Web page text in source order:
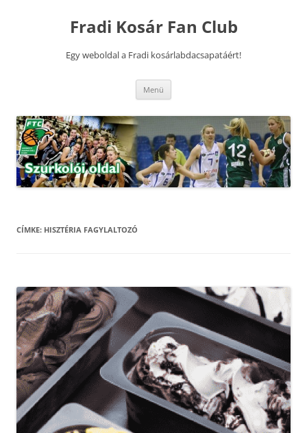
Fradi Kosár Fan Club
Egy weboldal a Fradi kosárlabdacsapatáért!
Menü
CÍMKE: HISZTÉRIA FAGYLALTOZÓ